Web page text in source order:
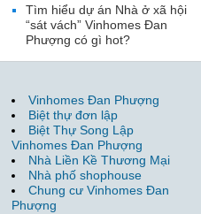
Tìm hiểu dự án Nhà ở xã hội
“sát vách” Vinhomes Đan
Phượng có gì hot?
Vinhomes Đan Phượng
Biệt thự đơn lập
Biệt Thự Song Lập
Vinhomes Đan Phượng
Nhà Liền Kề Thương Mại
Nhà phố shophouse
Chung cư Vinhomes Đan
Phượng